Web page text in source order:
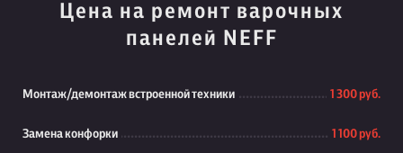
Цена на ремонт варочных
панелей NEFF
Монтаж/демонтаж встроенной техники 1 300 руб.
Замена конфорки 1 100 руб.